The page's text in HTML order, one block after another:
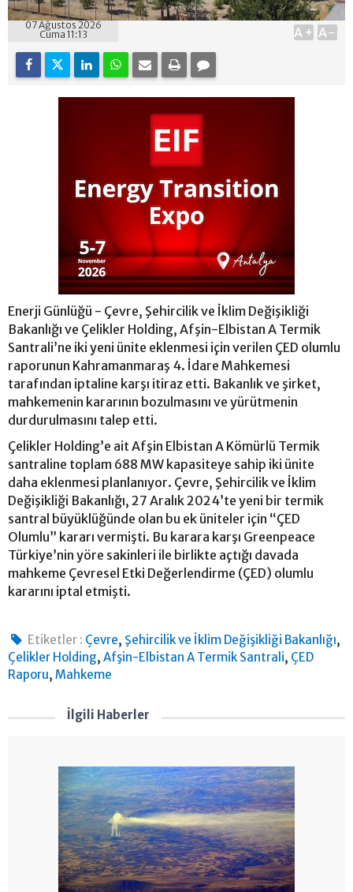
07 Ağustos 2026
Cuma 11:13
A+ A-
Enerji Günlüğü - Çevre, Şehircilik ve İklim Değişikliği
Bakanlığı ve Çelikler Holding, Afşin-Elbistan A Termik
Santrali’ne iki yeni ünite eklenmesi için verilen ÇED olumlu
raporunun Kahramanmaraş 4. İdare Mahkemesi
tarafından iptaline karşı itiraz etti. Bakanlık ve şirket,
mahkemenin kararının bozulmasını ve yürütmenin
durdurulmasını talep etti.
Çelikler Holding’e ait Afşin Elbistan A Kömürlü Termik
santraline toplam 688 MW kapasiteye sahip iki ünite
daha eklenmesi planlanıyor. Çevre, Şehircilik ve İklim
Değişikliği Bakanlığı, 27 Aralık 2024’te yeni bir termik
santral büyüklüğünde olan bu ek üniteler için “ÇED
Olumlu” kararı vermişti. Bu karara karşı Greenpeace
Türkiye’nin yöre sakinleri ile birlikte açtığı davada
mahkeme Çevresel Etki Değerlendirme (ÇED) olumlu
kararını iptal etmişti.
Etiketler : Çevre, Şehircilik ve İklim Değişikliği Bakanlığı,
Çelikler Holding, Afşin-Elbistan A Termik Santrali, ÇED
Raporu, Mahkeme
İlgili Haberler